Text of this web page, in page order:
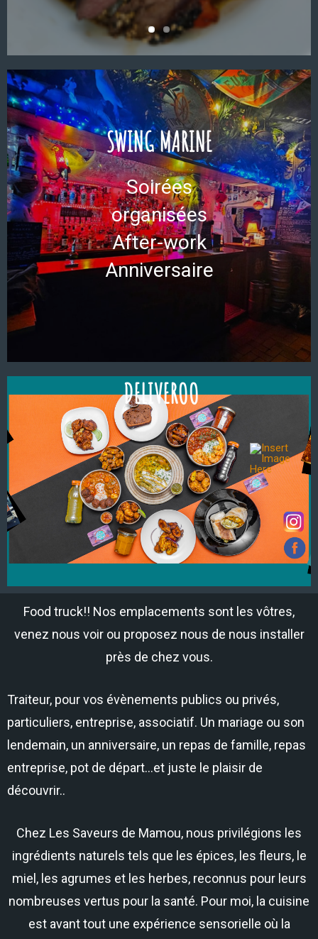
SWING MARINE
Soirées
organisées
After-work
Anniversaire
DELIVEROO
Food truck!! Nos emplacements sont les vôtres,
venez nous voir ou proposez nous de nous installer
près de chez vous.
Traiteur, pour vos évènements publics ou privés,
particuliers, entreprise, associatif. Un mariage ou son
lendemain, un anniversaire, un repas de famille, repas
entreprise, pot de départ…et juste le plaisir de
découvrir..
Chez Les Saveurs de Mamou, nous privilégions les
ingrédients naturels tels que les épices, les fleurs, le
miel, les agrumes et les herbes, reconnus pour leurs
nombreuses vertus pour la santé. Pour moi, la cuisine
est avant tout une expérience sensorielle où la